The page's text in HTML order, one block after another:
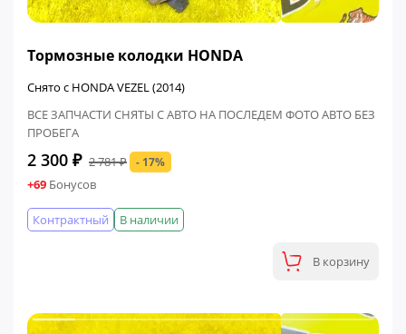
Тормозные колодки HONDA
Снято с HONDA VEZEL (2014)
ВСЕ ЗАПЧАСТИ СНЯТЫ С АВТО НА ПОСЛЕДЕМ ФОТО АВТО БЕЗ
ПРОБЕГА
2 300 ₽ 2 781 ₽ - 17%
+69 Бонусов
В наличии
Контрактный
В корзину